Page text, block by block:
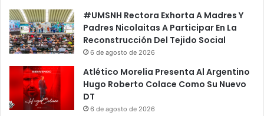
#UMSNH Rectora Exhorta A Madres Y
Padres Nicolaitas A Participar En La
Reconstrucción Del Tejido Social
6 de agosto de 2026
Atlético Morelia Presenta Al Argentino
Hugo Roberto Colace Como Su Nuevo
DT
6 de agosto de 2026